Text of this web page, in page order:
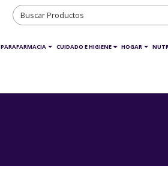
PARAFARMACIA CUIDADO E HIGIENE HOGAR